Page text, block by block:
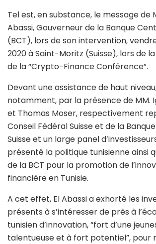
Tel est, en substance, le message de
Abassi, Gouverneur de la Banque
(BCT), lors de son intervention,
2020 à Saint-Moritz (Suisse), lors de
de la “Crypto-Finance Conférence”.
Devant une assistance de haut
notamment, par la présence de MM.
et Thomas Moser, respectivement
Conseil Fédéral Suisse et de la
Suisse et un large panel
présenté la politique tunisienne ainsi
de la BCT pour la promotion de
financière en Tunisie.
A cet effet, El Abassi a exhorté les
présents à s’intéresser de près à
tunisien d’innovation, “fort d’une
talentueuse et à fort potentiel”, pour